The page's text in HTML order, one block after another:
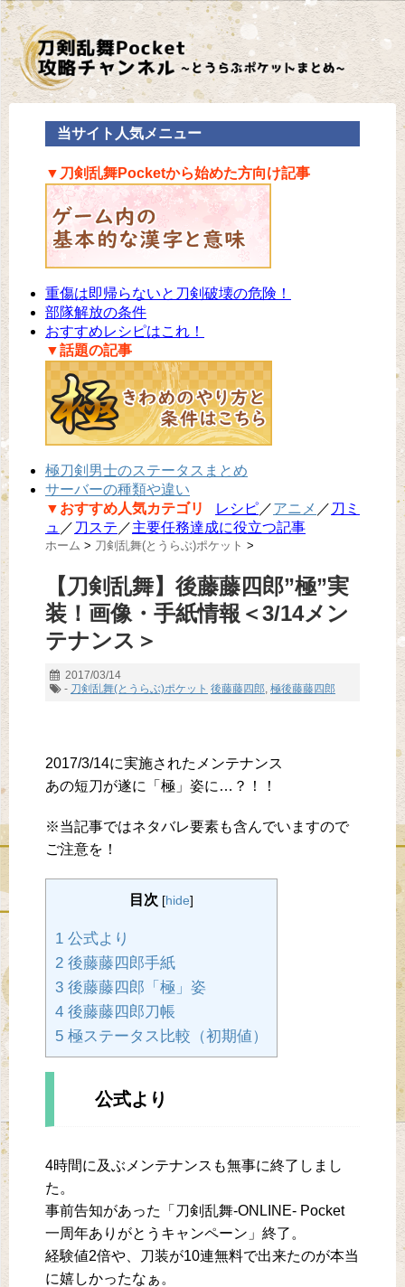
当サイト人気メニュー
▼刀剣乱舞Pocketから始めた方向け記事
重傷は即帰らないと刀剣破壊の危険！
部隊解放の条件
おすすめレシピはこれ！
▼話題の記事
極刀剣男士のステータスまとめ
サーバーの種類や違い
▼おすすめ人気カテゴリ
レシピ／アニメ ／ 刀ミ
ュ ／ 刀ステ ／主要任務達成に役立つ記事
ホーム > 刀剣乱舞(とうらぶ)ポケット >
【刀剣乱舞】後藤藤四郎”極”実
装！画像・手紙情報＜3/14メン
テナンス＞
2017/03/14
- 刀剣乱舞(とうらぶ)ポケット 後藤藤四郎, 極後藤藤四郎
2017/3/14に実施されたメンテナンス
あの短刀が遂に「極」姿に…？！！
※当記事ではネタバレ要素も含んでいますので
ご注意を！
目次 [hide]
1 公式より
2 後藤藤四郎手紙
3 後藤藤四郎「極」姿
4 後藤藤四郎刀帳
5 極ステータス比較（初期値）
公式より
4時間に及ぶメンテナンスも無事に終了しまし
た。
事前告知があった「刀剣乱舞-ONLINE- Pocket
一周年ありがとうキャンペーン」終了。
経験値2倍や、刀装が10連無料で出来たのが本当
に嬉しかったなぁ。